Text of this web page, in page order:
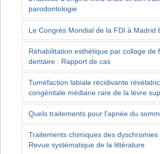
parodontologie
Le Congrès Mondial de la FDI à Madrid
Réhabilitation esthétique par collage de
dentaire : Rapport de cas
Tuméfaction labiale récidivante
congénitale médiane rare de la lèvre
Quels traitements pour l'apnée du
Traitements chimiques des dyschromies
Revue systématique de la littérature